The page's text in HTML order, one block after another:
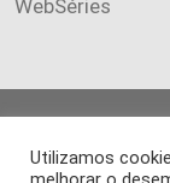
WebSéries
Utilizamos